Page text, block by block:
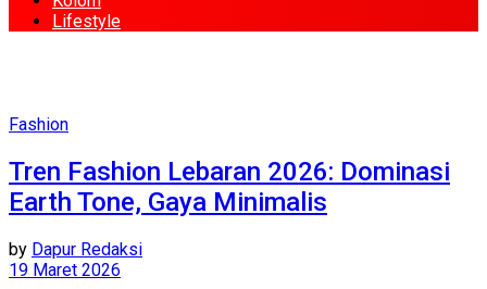
Lifestyle
Fashion
Tren Fashion Lebaran 2026: Dominasi
Earth Tone, Gaya Minimalis
by Dapur Redaksi
19 Maret 2026